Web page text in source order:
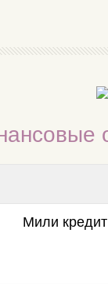
Мили кредит